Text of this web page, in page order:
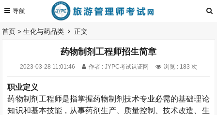
首页 >生化与药品类 正文
药物制剂工程师招生简章
2023-03-28 11:01:46 作者 : JYPC考试认证网 浏览 : 183 次
职业定义
药物制剂工程师是指掌握药物制剂技术专业必需的基础理论
知识和基本技能，从事药剂生产、质量控制、技术改造、生